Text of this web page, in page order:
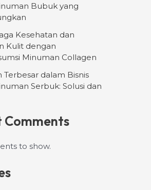
Bubuk yang
Kesehatan dan
Kulit dengan
Minuman Collagen
Terbesar dalam Bisnis
Serbuk: Solusi dan
Comments
to show.